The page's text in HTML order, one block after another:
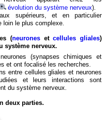
évolution du système nerveux).
supérieurs, et en particulier
loin le plus complexe.
(neuronesetcellules gliales)
système nerveux.
(synapses chimiques et
et ont focalisé les recherches.
entre cellules gliales et neurones
et leurs interactions sont
du système nerveux.
deux parties.